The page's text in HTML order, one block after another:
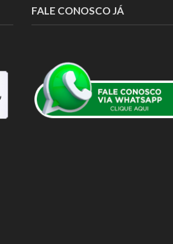
FALE CONOSCO JÁ